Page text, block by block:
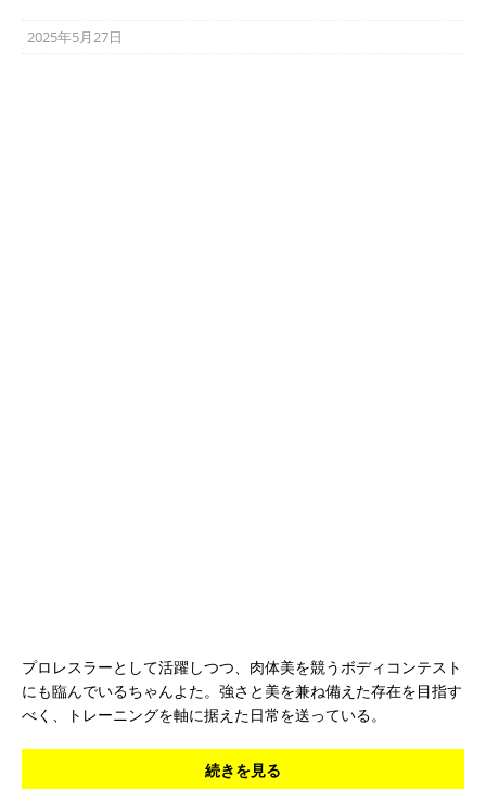
2025年5月27日
プロレスラーとして活躍しつつ、肉体美を競うボディコンテスト
にも臨んでいるちゃんよた。強さと美を兼ね備えた存在を目指す
べく、トレーニングを軸に据えた日常を送っている。
続きを見る